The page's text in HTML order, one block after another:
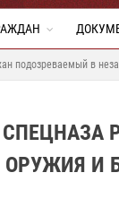
подозреваемый в
И